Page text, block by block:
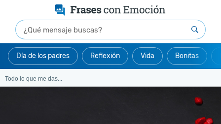
Día de los padres Reflexión Vida Bonitas
Todo lo que me das...